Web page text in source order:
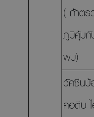
( ถ้าต
ภูมิคุ้มกั
พบ)
วัคซีน
คอตีบ